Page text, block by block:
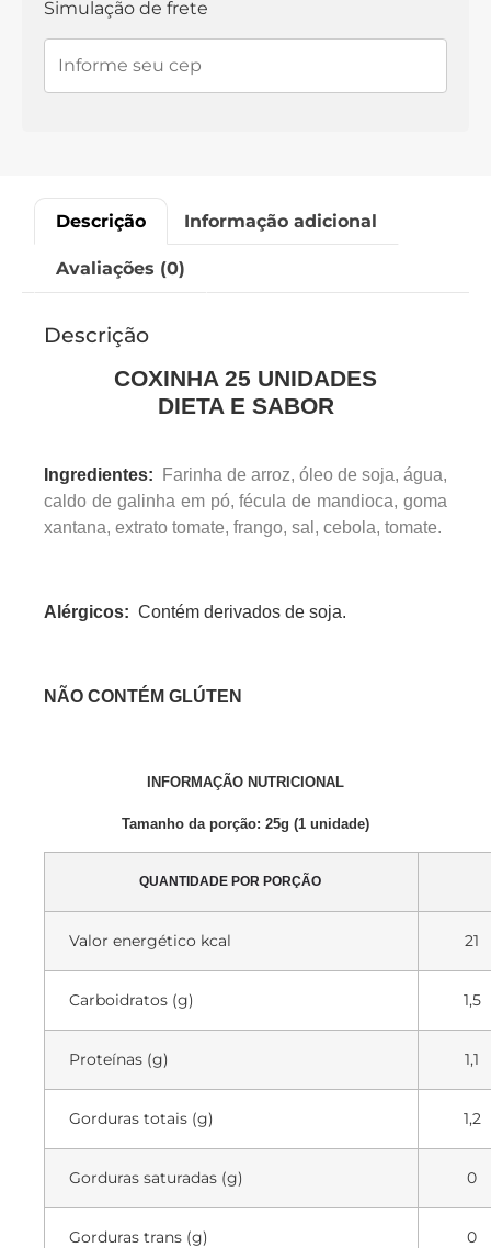
Simulação de frete
Descrição Informação adicional
Avaliações (0)
Descrição
COXINHA 25 UNIDADES
DIETA E SABOR
Ingredientes:
Farinha de arroz, óleo de soja, água,
caldo de galinha em pó, fécula de mandioca, goma
xantana, extrato tomate, frango, sal, cebola, tomate.
Alérgicos: Contém derivados de soja.
NÃO CONTÉM GLÚTEN
INFORMAÇÃO NUTRICIONAL
Tamanho da porção: 25g (1 unidade)
QUANTIDADE POR PORÇÃO
Valor energético kcal 21
Carboidratos (g) 1,5
Proteínas (g) 1,1
Gorduras totais (g) 1,2
Gorduras saturadas (g) 0
Gorduras trans (g) 0